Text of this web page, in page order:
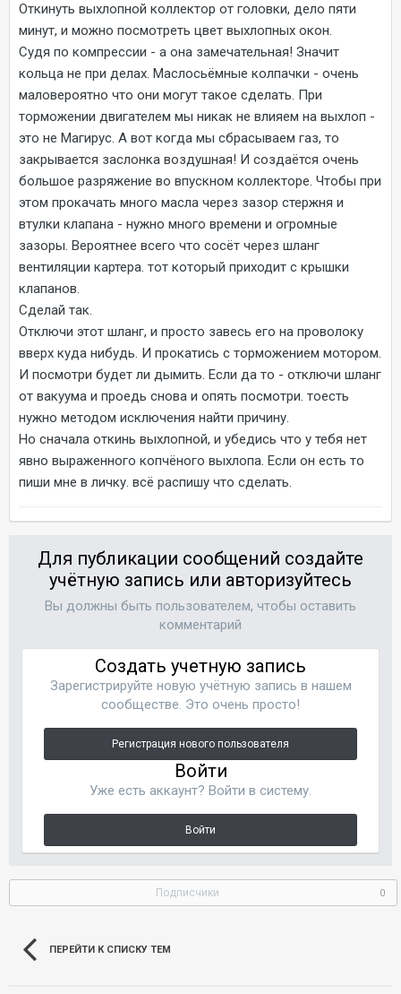
Откинуть выхлопной коллектор от головки, дело пяти
минут, и можно посмотреть цвет выхлопных окон.
Судя по компрессии - а она замечательная! Значит
кольца не при делах. Маслосьёмные колпачки - очень
маловероятно что они могут такое сделать. При
торможении двигателем мы никак не влияем на выхлоп -
это не Магирус. А вот когда мы сбрасываем газ, то
закрывается заслонка воздушная! И создаётся очень
большое разряжение во впускном коллекторе. Чтобы при
этом прокачать много масла через зазор стержня и
втулки клапана - нужно много времени и огромные
зазоры. Вероятнее всего что сосёт через шланг
вентиляции картера. тот который приходит с крышки
клапанов.
Сделай так.
Отключи этот шланг, и просто завесь его на проволоку
вверх куда нибудь. И прокатись с торможением мотором.
И посмотри будет ли дымить. Если да то - отключи шланг
от вакуума и проедь снова и опять посмотри. тоесть
нужно методом исключения найти причину.
Но сначала откинь выхлопной, и убедись что у тебя нет
явно выраженного копчёного выхлопа. Если он есть то
пиши мне в личку. всё распишу что сделать.
Для публикации сообщений создайте
учётную запись или авторизуйтесь
Вы должны быть пользователем, чтобы оставить
комментарий
Создать учетную запись
Зарегистрируйте новую учётную запись в нашем
сообществе. Это очень просто!
Регистрация нового пользователя
Войти
Уже есть аккаунт? Войти в систему.
Войти
Подписчики 0
ПЕРЕЙТИ К СПИСКУ ТЕМ